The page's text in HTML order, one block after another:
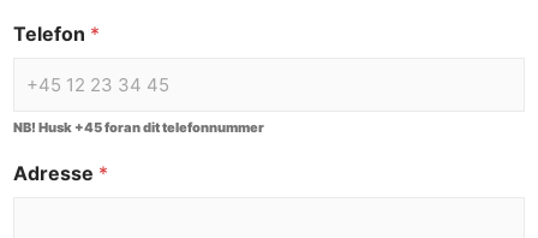
Telefon *
NB! Husk +45 foran dit telefonnummer
Adresse *